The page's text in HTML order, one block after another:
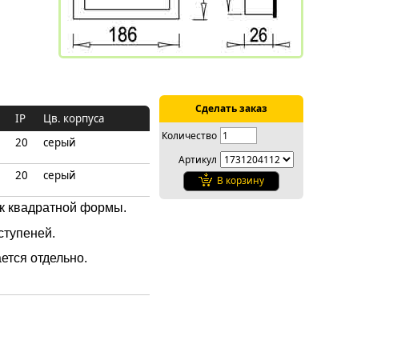
IP
Цв. корпуса
20 серый
20 серый
квадратной формы.
отдельно.
Сделать заказ
Количество
Артикул
В корзину